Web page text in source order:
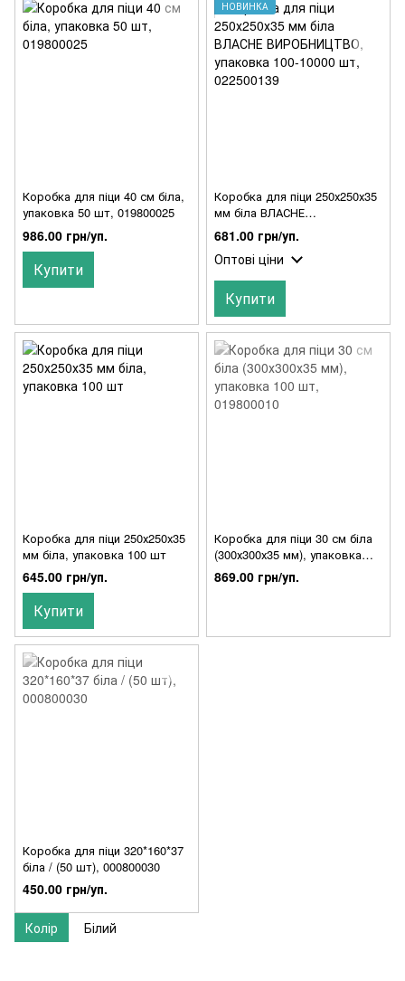
Коробка для піци 40 см біла,
упаковка 50 шт, 019800025
986.00 грн/уп.
Купити
НОВИНКА
Коробка для піци 250х250х35
мм біла ВЛАСНЕ
ВИРОБНИЦТВО, упаковка
100-10000 шт, 022500139
681.00 грн/уп.
Оптові ціни
Купити
Коробка для піци 250х250х35
мм біла, упаковка 100 шт
645.00 грн/уп.
Купити
Коробка для піци 30 см біла
(300х300х35 мм), упаковка
100 шт, 019800010
869.00 грн/уп.
Коробка для піци 320*160*37
біла / (50 шт), 000800030
450.00 грн/уп.
Колір Білий